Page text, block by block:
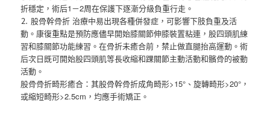
折穩定，術后1－2周在保護下逐漸分級負重行走。
⒉ 股骨幹骨折 治療中易出現各種併發症，可影響下肢負重及活
動。康復重點是預防應儘早開始膝關節伸膝裝置粘連，股四頭肌練
習和膝關節功能練習。在骨折未癒合前，禁止做直腿抬高運動。術
后次日既可開始股四頭肌等長收縮和踝關節主動活動和髕骨的被動
活動。
股骨骨折畸形癒合：其股骨幹骨折成角畸形>15°、旋轉畸形>20°，
或縮短畸形>2.5cm，均應手術矯正。